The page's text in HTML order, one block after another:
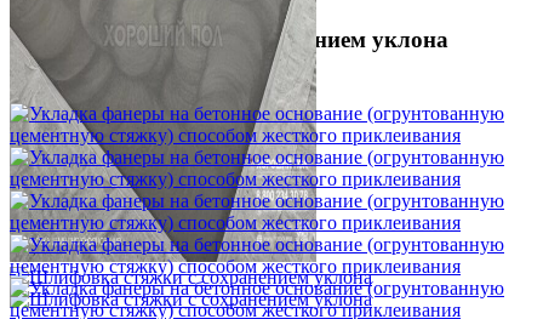
Шлифовка стяжки с сохранением уклона
1 500 ₽